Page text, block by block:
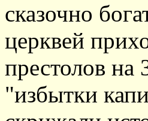
сказочно
церквей
престолов на
"избытки